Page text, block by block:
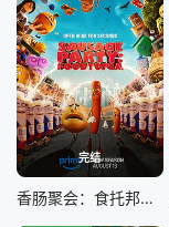
完结
香肠聚会：食托邦第二季